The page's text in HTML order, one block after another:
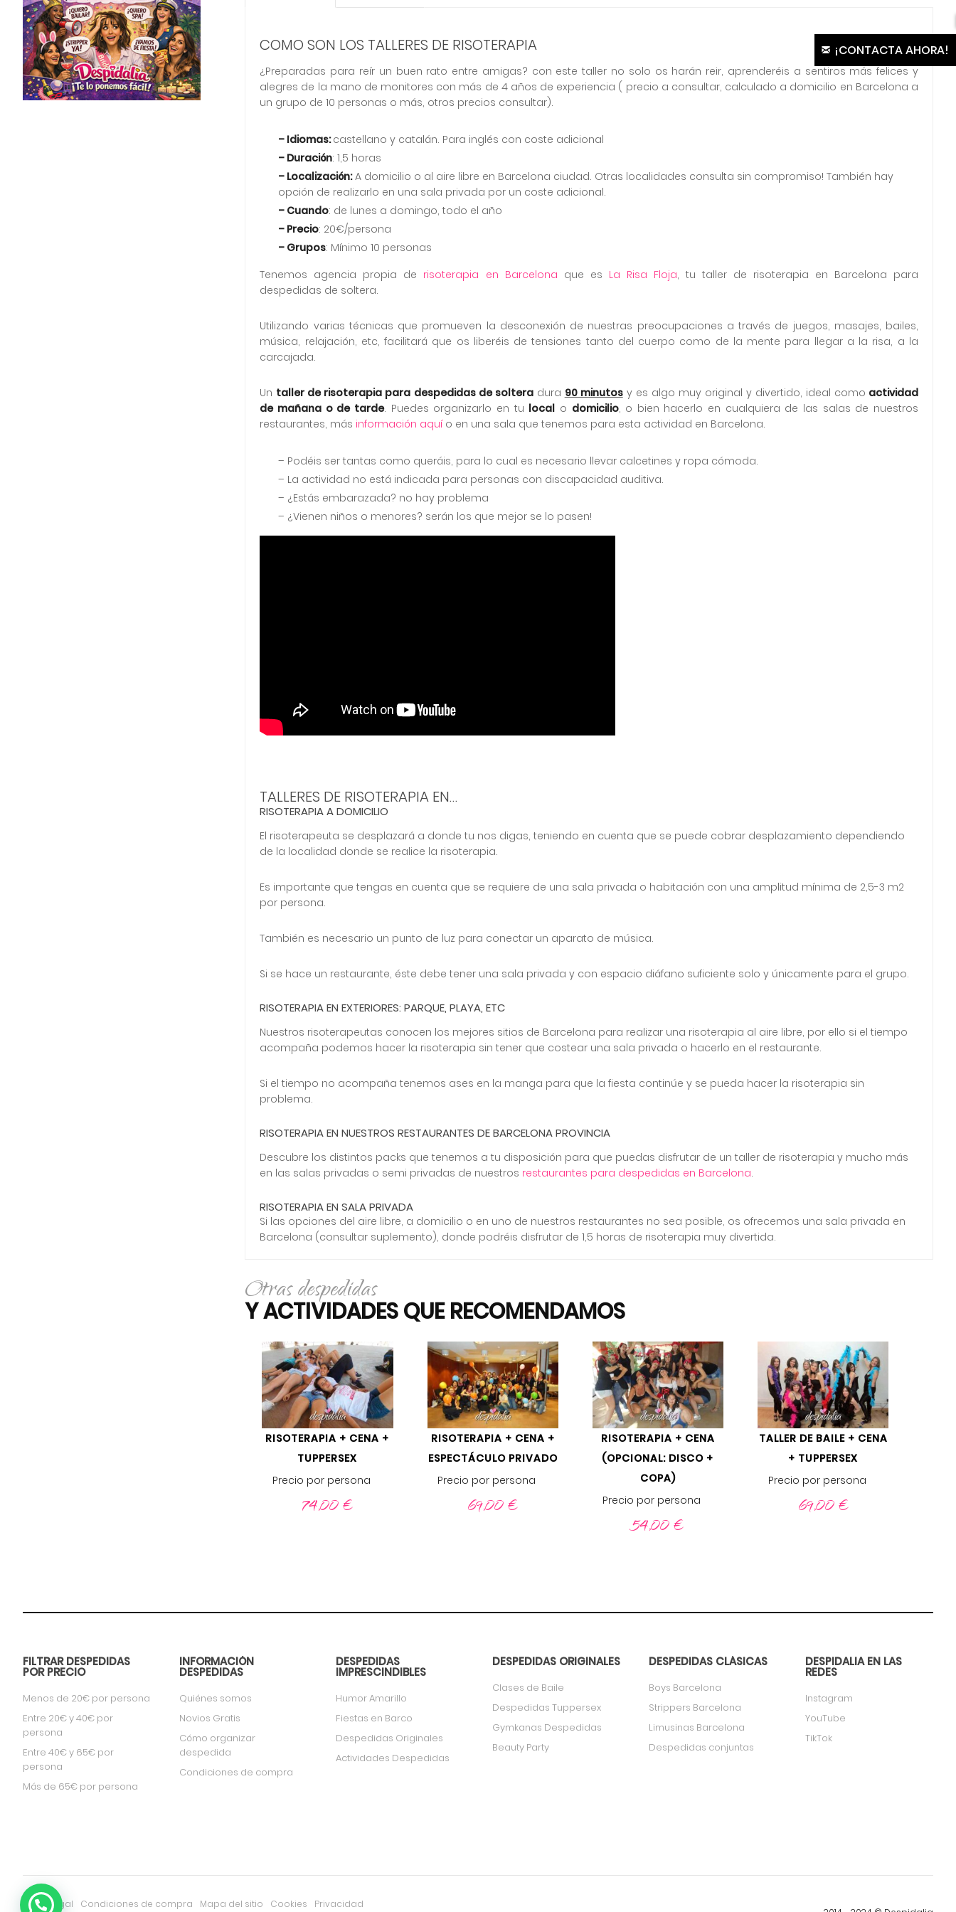
COMO SON LOS TALLERES DE RISOTERAPIA
¿Preparadas para reír un buen rato entre amigas? con este taller no solo os harán reir, aprenderéis a sentiros más felices y
alegres de la mano de monitores con más de 4 años de experiencia ( precio a consultar, calculado a domicilio en Barcelona a
un grupo de 10 personas o más, otros precios consultar).
– Idiomas:castellano y catalán. Para inglés con coste adicional
– Duración: 1,5 horas
– Localización:A domicilio o al aire libre en Barcelona ciudad. Otras localidades consulta sin compromiso! También hay
opción de realizarlo en una sala privada por un coste adicional.
– Cuando: de lunes a domingo, todo el año
– Precio: 20€/persona
– Grupos: Mínimo 10 personas
Tenemos agencia propia de risoterapia en Barcelona que es La Risa Floja, tu taller de risoterapia en Barcelona para
despedidas de soltera.
Utilizando varias técnicas que promueven la desconexión de nuestras preocupaciones a través de juegos, masajes, bailes,
música, relajación, etc, facilitará que os liberéis de tensiones tanto del cuerpo como de la mente para llegar a la risa, a la
carcajada.
Un taller de risoterapia para despedidas de solteradura 90 minutosy es algo muy original y divertido, ideal como actividad
de mañana o de tarde. Puedes organizarlo en tu local o domicilio, o bien hacerlo en cualquiera de las salas de nuestros
restaurantes, más información aquío en una sala que tenemos para esta actividad en Barcelona.
– Podéis ser tantas como queráis, para lo cual es necesario llevar calcetines y ropa cómoda.
– La actividad no está indicada para personas con discapacidad auditiva.
– ¿Estás embarazada? no hay problema
– ¿Vienen niños o menores? serán los que mejor se lo pasen!
TALLERES DE RISOTERAPIA EN…
RISOTERAPIA A DOMICILIO
El risoterapeuta se desplazará a donde tu nos digas, teniendo en cuenta que se puede cobrar desplazamiento dependiendo
de la localidad donde se realice la risoterapia.
Es importante que tengas en cuenta que se requiere de una sala privada o habitación con una amplitud mínima de 2,5-3 m2
por persona.
También es necesario un punto de luz para conectar un aparato de música.
Si se hace un restaurante, éste debe tener una sala privada y con espacio diáfano suficiente solo y únicamente para el grupo.
RISOTERAPIA EN EXTERIORES: PARQUE, PLAYA, ETC
Nuestros risoterapeutas conocen los mejores sitios de Barcelona para realizar una risoterapia al aire libre, por ello si el tiempo
acompaña podemos hacer la risoterapia sin tener que costear una sala privada o hacerlo en el restaurante.
Si el tiempo no acompaña tenemos ases en la manga para que la fiesta continúe y se pueda hacer la risoterapia sin
problema.
RISOTERAPIA EN NUESTROS RESTAURANTES DE BARCELONA PROVINCIA
Descubre los distintos packs que tenemos a tu disposición para que puedas disfrutar de un taller de risoterapia y mucho más
en las salas privadas o semi privadas de nuestros restaurantes para despedidas en Barcelona.
RISOTERAPIA EN SALA PRIVADA
Si las opciones del aire libre, a domicilio o en uno de nuestros restaurantes no sea posible, os ofrecemos una sala privada en
Barcelona (consultar suplemento), donde podréis disfrutar de 1,5 horas de risoterapia muy divertida.
Otras despedidas
Y ACTIVIDADES QUE RECOMENDAMOS
RISOTERAPIA + CENA +
TUPPERSEX
Precio por persona
74,00€
RISOTERAPIA + CENA +
ESPECTÁCULO PRIVADO
Precio por persona
69,00€
RISOTERAPIA + CENA
(OPCIONAL: DISCO +
COPA)
Precio por persona
54,00€
TALLER DE BAILE + CENA
+ TUPPERSEX
Precio por persona
69,00€
FILTRAR DESPEDIDAS
POR PRECIO
Menos de 20€ por persona
Entre 20€ y 40€ por
persona
Entre 40€ y 65€ por
persona
Más de 65€ por persona
INFORMACIÓN
DESPEDIDAS
Quiénes somos
Novios Gratis
Cómo organizar
despedida
Condiciones de compra
DESPEDIDAS
IMPRESCINDIBLES
Humor Amarillo
Fiestas en Barco
Despedidas Originales
Actividades Despedidas
DESPEDIDAS ORIGINALES
Clases de Baile
Despedidas Tuppersex
Gymkanas Despedidas
Beauty Party
DESPEDIDAS CLÁSICAS
Boys Barcelona
Strippers Barcelona
Limusinas Barcelona
Despedidas conjuntas
DESPIDALIA EN LAS
REDES
Instagram
YouTube
TikTok
Aviso Legal Condiciones de compra Mapa del sitio Cookies Privacidad
¡CONTACTA AHORA!